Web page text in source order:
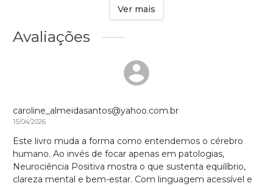
Ver mais
Avaliações
caroline_almeidasantos@yahoo.com.br
15/04/2026
Este livro muda a forma como entendemos o cérebro
humano. Ao invés de focar apenas em patologias,
Neurociência Positiva mostra o que sustenta equilíbrio,
clareza mental e bem-estar. Com linguagem acessível e